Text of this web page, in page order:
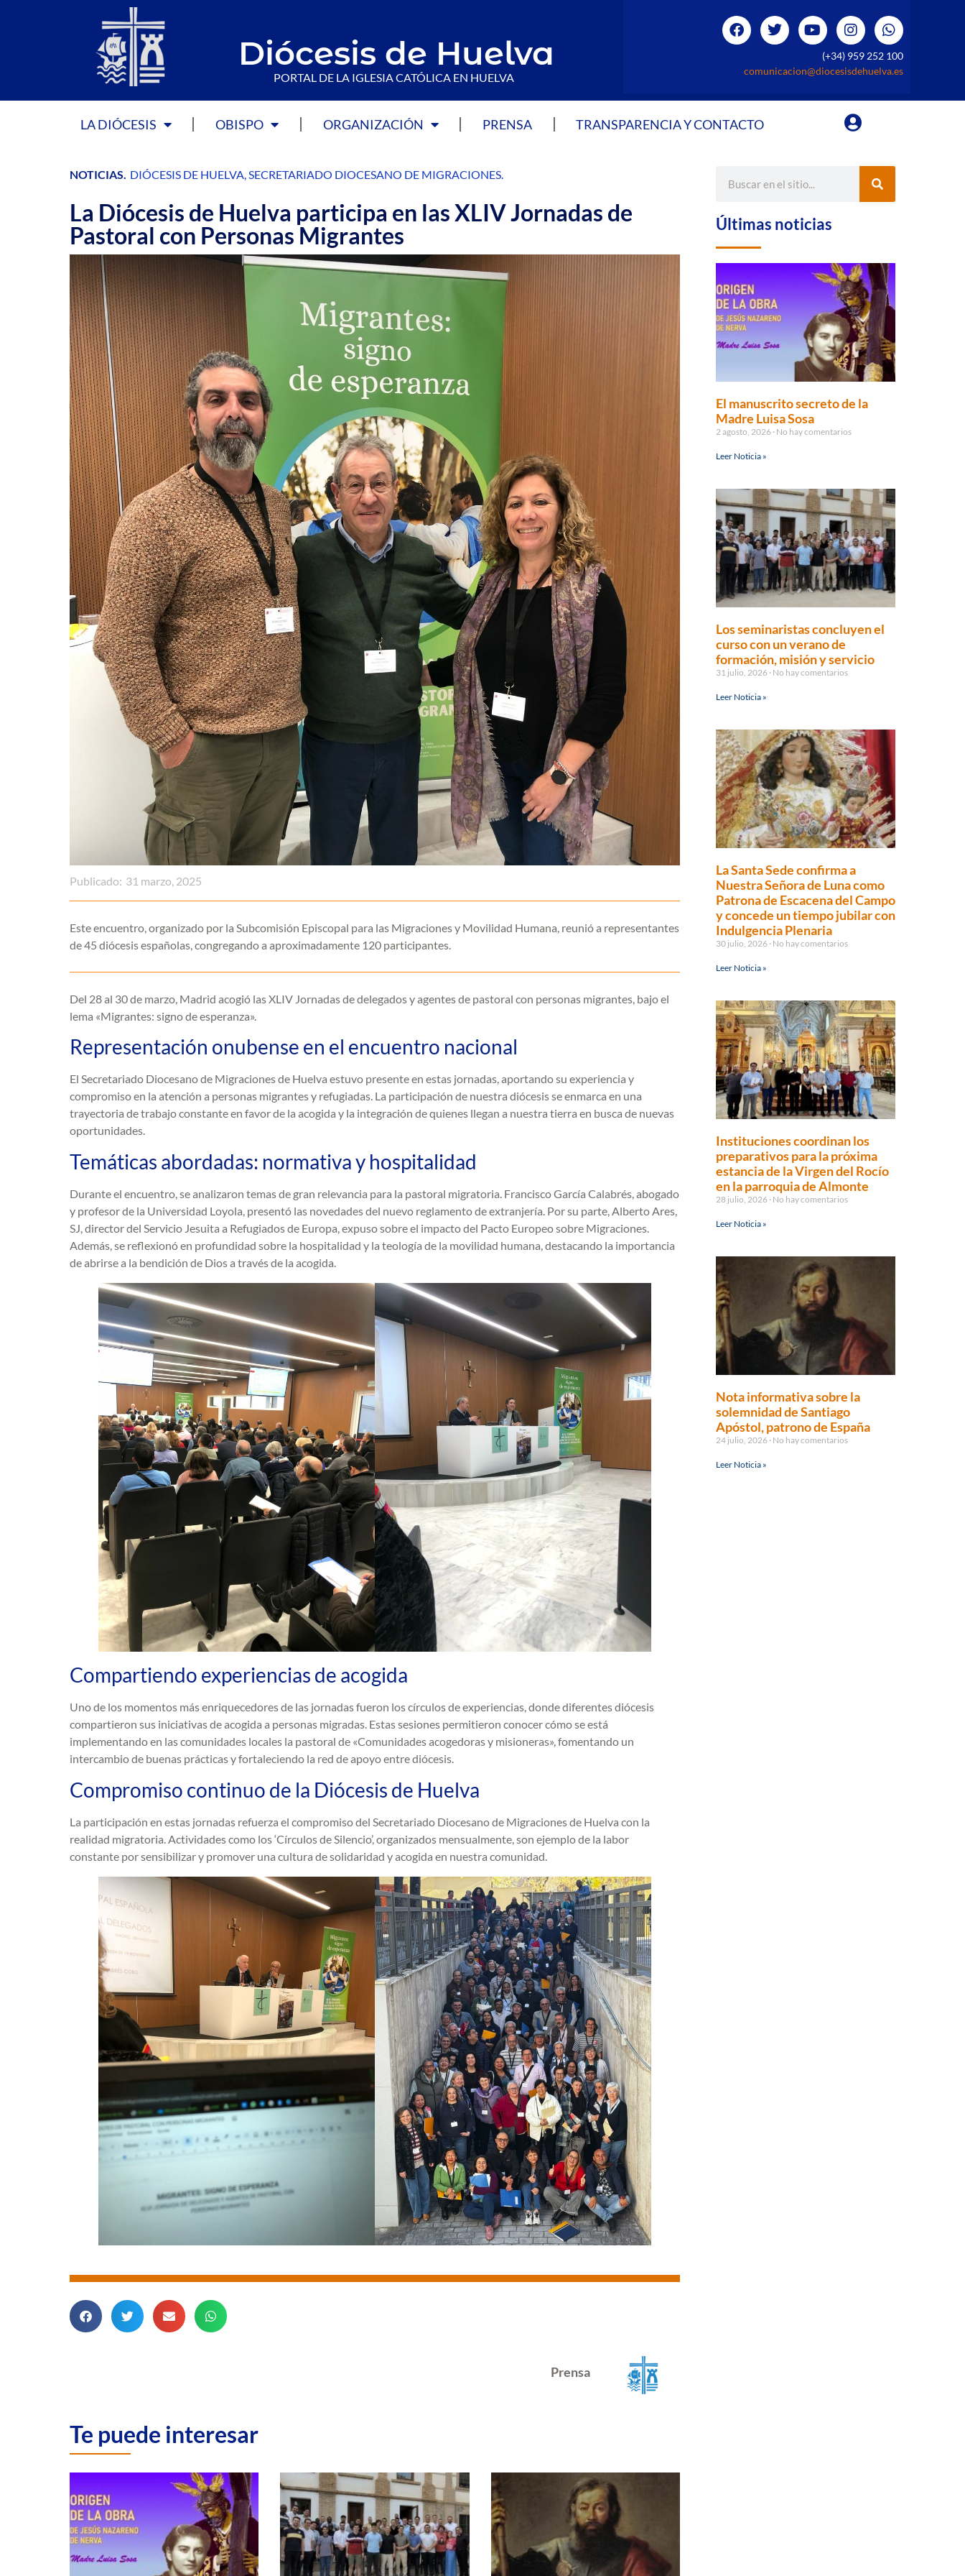
Diócesis de Huelva
PORTAL DE LA IGLESIA CATÓLICA EN HUELVA
(+34) 959 252 100
comunicacion@diocesisdehuelva.es
LA DIÓCESIS OBISPO ORGANIZACIÓN PRENSA TRANSPARENCIA Y CONTACTO
NOTICIAS. DIÓCESIS DE HUELVA,SECRETARIADO DIOCESANO DE MIGRACIONES.
La Diócesis de Huelva participa en las XLIV Jornadas de
Pastoral con Personas Migrantes
Publicado: 31 marzo, 2025
Este encuentro, organizado por la Subcomisión Episcopal para las Migraciones y Movilidad Humana, reunió a representantes
de 45 diócesis españolas, congregando a aproximadamente 120 participantes.
Del 28 al 30 de marzo, Madrid acogió las XLIV Jornadas de delegados y agentes de pastoral con personas migrantes, bajo el
lema «Migrantes: signo de esperanza».
Representación onubense en el encuentro nacional
El Secretariado Diocesano de Migraciones de Huelva estuvo presente en estas jornadas, aportando su experiencia y
compromiso en la atención a personas migrantes y refugiadas. La participación de nuestra diócesis se enmarca en una
trayectoria de trabajo constante en favor de la acogida y la integración de quienes llegan a nuestra tierra en busca de nuevas
oportunidades.
Temáticas abordadas: normativa y hospitalidad
Durante el encuentro, se analizaron temas de gran relevancia para la pastoral migratoria. Francisco García Calabrés, abogado
y profesor de la Universidad Loyola, presentó las novedades del nuevo reglamento de extranjería. Por su parte, Alberto Ares,
SJ, director del Servicio Jesuita a Refugiados de Europa, expuso sobre el impacto del Pacto Europeo sobre Migraciones.
Además, se reflexionó en profundidad sobre la hospitalidad y la teología de la movilidad humana, destacando la importancia
de abrirse a la bendición de Dios a través de la acogida.
Compartiendo experiencias de acogida
Uno de los momentos más enriquecedores de las jornadas fueron los círculos de experiencias, donde diferentes diócesis
compartieron sus iniciativas de acogida a personas migradas. Estas sesiones permitieron conocer cómo se está
implementando en las comunidades locales la pastoral de «Comunidades acogedoras y misioneras», fomentando un
intercambio de buenas prácticas y fortaleciendo la red de apoyo entre diócesis.
Compromiso continuo de la Diócesis de Huelva
La participación en estas jornadas refuerza el compromiso del Secretariado Diocesano de Migraciones de Huelva con la
realidad migratoria. Actividades como los ‘Círculos de Silencio’, organizados mensualmente, son ejemplo de la labor
constante por sensibilizar y promover una cultura de solidaridad y acogida en nuestra comunidad.
Prensa
Te puede interesar
Últimas noticias
El manuscrito secreto de la
Madre Luisa Sosa
2 agosto, 2026 No hay comentarios
Leer Noticia »
Los seminaristas concluyen el
curso con un verano de
formación, misión y servicio
31 julio, 2026 No hay comentarios
Leer Noticia »
La Santa Sede confirma a
Nuestra Señora de Luna como
Patrona de Escacena del Campo
y concede un tiempo jubilar con
Indulgencia Plenaria
30 julio, 2026 No hay comentarios
Leer Noticia »
Instituciones coordinan los
preparativos para la próxima
estancia de la Virgen del Rocío
en la parroquia de Almonte
28 julio, 2026 No hay comentarios
Leer Noticia »
Nota informativa sobre la
solemnidad de Santiago
Apóstol, patrono de España
24 julio, 2026 No hay comentarios
Leer Noticia »